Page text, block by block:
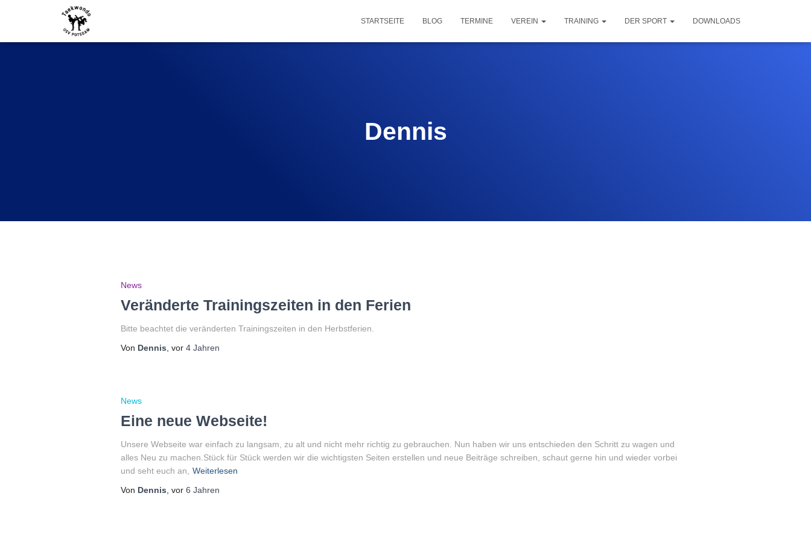
STARTSEITE BLOG TERMINE VEREIN TRAINING DER SPORT DOWNLOADS
Dennis
News
Veränderte Trainingszeiten in den Ferien
Bitte beachtet die veränderten Trainingszeiten in den Herbstferien.
Von Dennis , vor 4 Jahren
News
Eine neue Webseite!
Unsere Webseite war einfach zu langsam, zu alt und nicht mehr richtig zu gebrauchen. Nun haben wir uns entschieden den Schritt zu wagen und
alles Neu zu machen.Stück für Stück werden wir die wichtigsten Seiten erstellen und neue Beiträge schreiben, schaut gerne hin und wieder vorbei
und seht euch an,
Weiterlesen
Von Dennis , vor 6 Jahren